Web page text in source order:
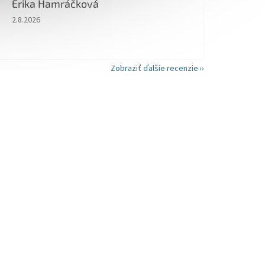
Erika Hamráčková
Hodnotenie obchodu je 5 z 5 hviezdičiek.
2.8.2026
Zobraziť ďalšie recenzie